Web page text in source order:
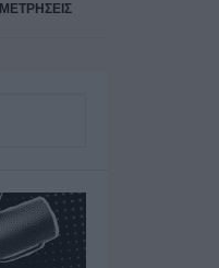
ΜΕΤΡΗΣΕΙΣ